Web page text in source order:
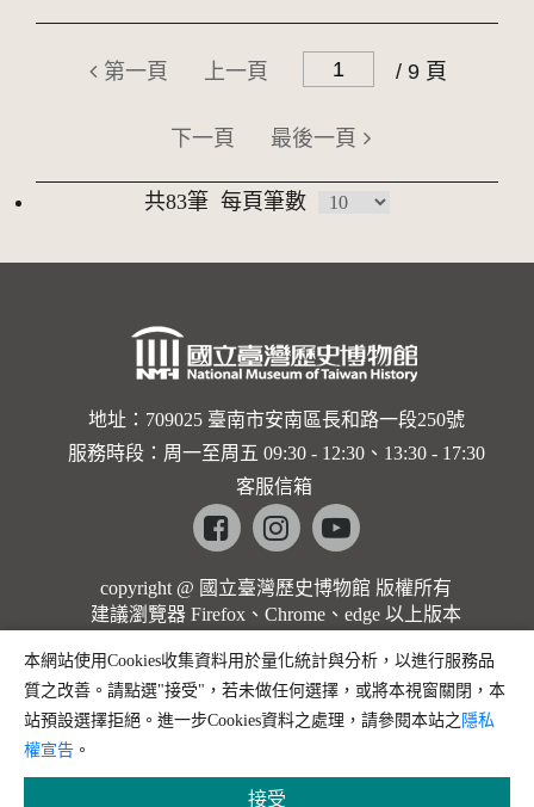
第一頁 上一頁 / 9 頁
下一頁 最後一頁
共83筆 每頁筆數
地址：709025 臺南市安南區長和路一段250號
服務時段：周一至周五 09:30 - 12:30、13:30 - 17:30
客服信箱
Facebookinstagramyoutube
copyright @ 國立臺灣歷史博物館 版權所有
建議瀏覽器 Firefox、Chrome、edge 以上版本
本網站使用Cookies收集資料用於量化統計與分析，以進行服務品
質之改善。請點選"接受"，若未做任何選擇，或將本視窗關閉，本
站預設選擇拒絕。進一步Cookies資料之處理，請參閱本站之 隱私
權宣告 。
接受